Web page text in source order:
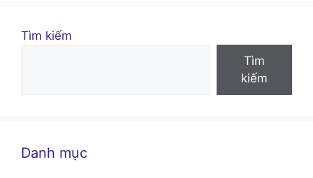
Tìm kiếm
Tìm
kiếm
Danh mục